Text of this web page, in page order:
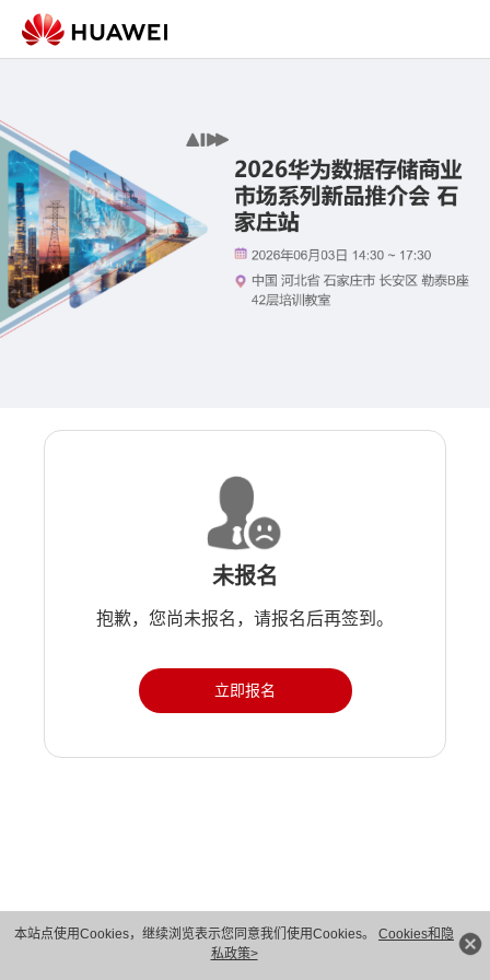
本站点使用Cookies，继续浏览表示您同意我们使用Cookies。 Cookies和隐
私政策>
未报名
抱歉，您尚未报名，请报名后再签到。
立即报名
版权所有 © 华为技术有限公司 1998-2026。 保留一切权利。粤A2-20044005号
隐私保护
法律声明